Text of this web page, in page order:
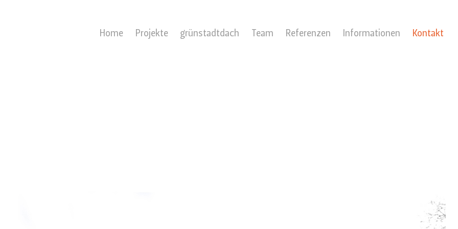
Home Projekte grünstadtdach Team Referenzen Informationen Kontakt